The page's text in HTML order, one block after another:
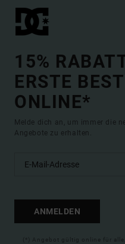
15%
ERSTE
ONLINE*
Melde dich an, um immer die
Angebote zu erhalten.
ANMELDEN
(*) Angebot gültig online für